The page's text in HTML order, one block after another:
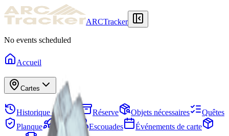
ARCTracker
No events scheduled
Accueil
Cartes
Historique des raids Réserve Objets nécessaires
Quêtes
Planque
Projets Escouades
Événements de carte